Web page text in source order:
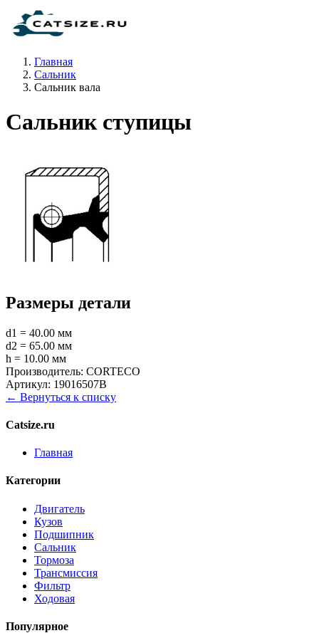
Главная
Сальник
Сальник вала
Сальник ступицы
Размеры детали
d1 = 40.00 мм
d2 = 65.00 мм
h = 10.00 мм
Производитель: CORTECO
Артикул: 19016507B
← Вернуться к списку
Catsize.ru
Главная
Категории
Двигатель
Кузов
Подшипник
Сальник
Тормоза
Трансмиссия
Фильтр
Ходовая
Популярное